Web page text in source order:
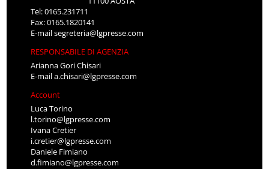
Tel: 0165.231711
Fax: 0165.1820141
E-mailsegreteria@lgpresse.com
RESPONSABILE DI AGENZIA
Arianna Gori Chisari
E-maila.chisari@lgpresse.com
Account
Luca Torino
l.torino@lgpresse.com
Ivana Cretier
i.cretier@lgpresse.com
Daniele Fimiano
d.fimiano@lgpresse.com